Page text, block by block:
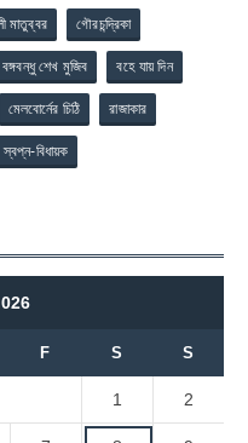
মাতুব্বর গৌরচন্দ্রিকা
বঙ্গবন্ধু শেখ মুজিব বহে যায় দিন
মেলবোর্নের চিঠি রাজাকার
স্বপ্ন-বিধায়ক
F S S
1 2